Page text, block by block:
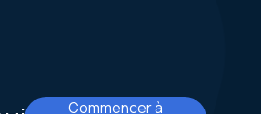
Commencer à